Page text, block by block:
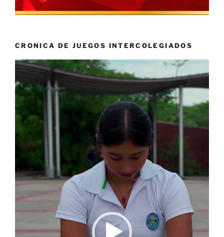
CRONICA DE JUEGOS INTERCOLEGIADOS
Reproductor
vídeo